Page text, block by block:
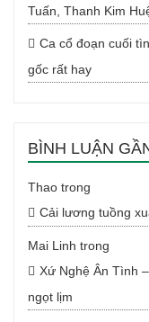
Tuấn, Thanh Kim
Ca cổ đoạn cuối
gốc rất hay
BÌNH LUẬN
Thao trong
Cải lương tuồng
Mai Linh trong
Xứ Nghệ Ân Tình
ngọt lịm